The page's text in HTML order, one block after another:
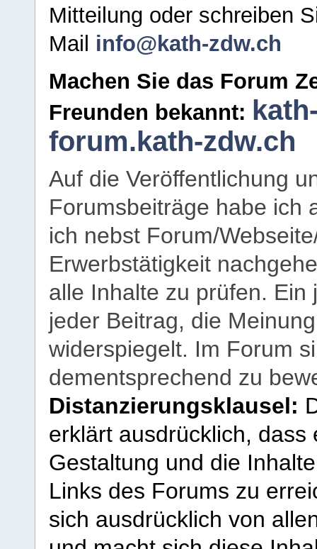
Mitteilung oder schreiben
Mail info@kath-zdw.ch
Machen Sie das Forum
Freunden bekannt:
forum.kath-zdw.ch
Auf die Veröffentlichung
Forumsbeiträge habe ich
ich nebst Forum/
Erwerbstätigkeit
alle Inhalte zu prüfen.
jeder Beitrag, die
widerspiegelt. Im Forum
dementsprechend zu
Distanzierungsklausel:
erklärt ausdrücklich,
Gestaltung und die
Links des Forums zu
sich ausdrücklich von